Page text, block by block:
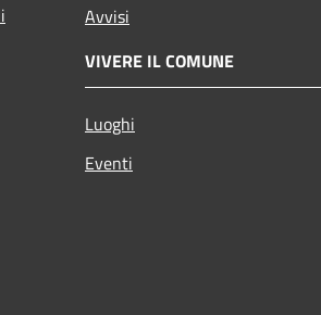
Avvisi
VIVERE IL COMUNE
Luoghi
Eventi